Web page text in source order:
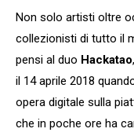
Non solo artisti oltre
collezionisti di tutto il
pensi al duo Hackatao
il 14 aprile 2018
opera digitale sulla
che in poche ore ha